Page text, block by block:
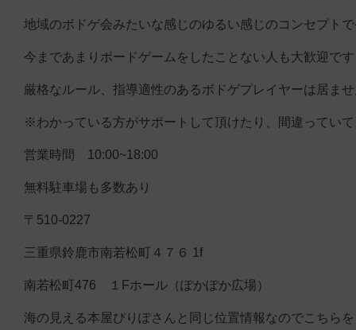
地域のボドゲ会みたいな感じのゆるい感じのコンセプト
今まであまりボードゲームをしたことない人も大歓迎で
厳格なルール、指導適性のあるボドゲプレイヤーは居ま
※わかっている方がサポートして頂けたり、間違ってい
営業時間 10:00~18:00
無料駐車場も多数あり
〒510-0227
三重県鈴鹿市南若松町４７６ 1f
南若松町476 １Fホール（ぽかぽか広場）
海の見える本屋ぴりぽさんと同じ位置情報なのでこちら